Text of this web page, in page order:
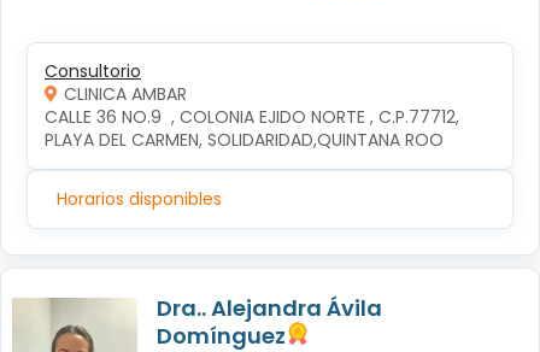
Consultorio
CLINICA AMBAR
CALLE 36 NO.9  , COLONIA EJIDO NORTE , C.P.77712,
PLAYA DEL CARMEN, SOLIDARIDAD,QUINTANA ROO
Horarios disponibles
Dra.. Alejandra Ávila
Domínguez